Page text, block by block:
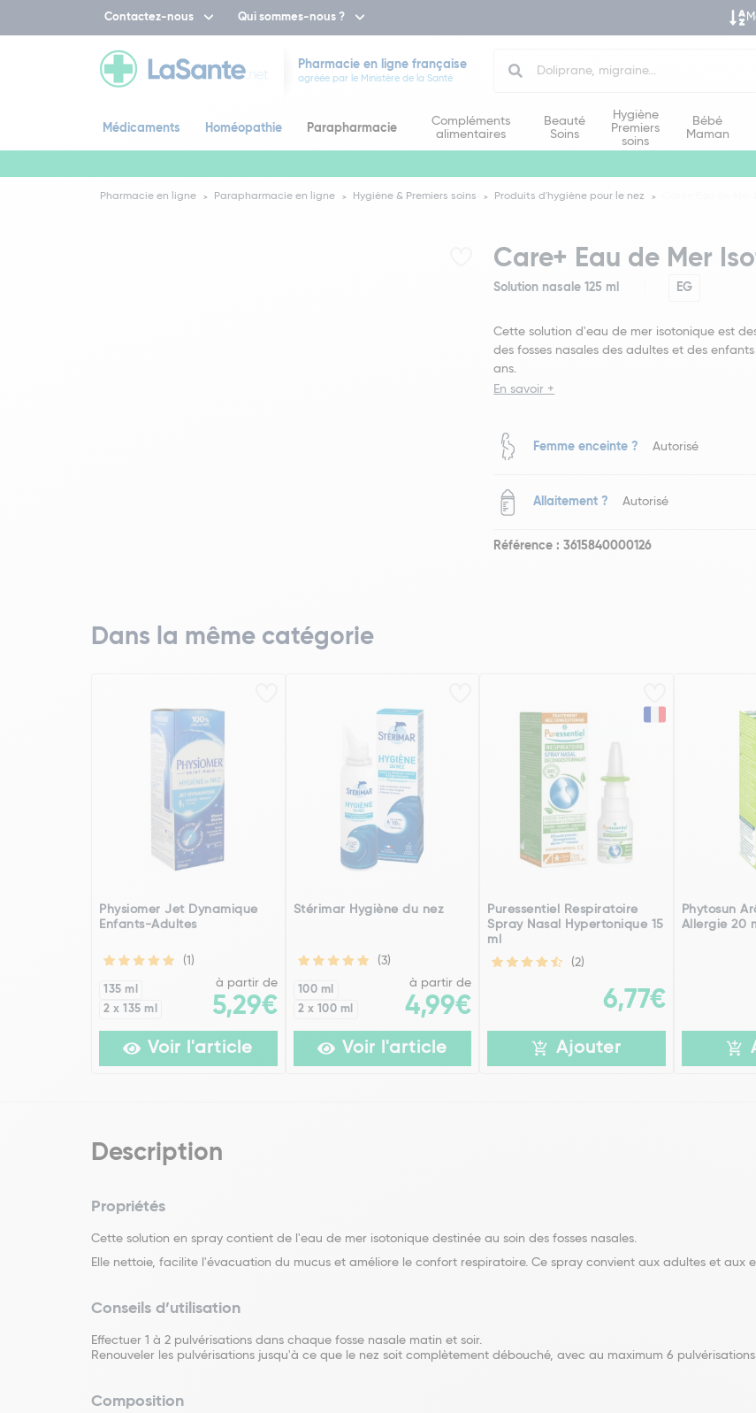
Contactez-nous Qui sommes-nous ?
Pharmacie en ligne française
agréée par le Ministère de la Santé
Médicaments Homéopathie Parapharmacie
Compléments
alimentaires
Beauté
Soins
Hygiène
Premiers
soins
Bébé
Maman
Pharmacie en ligne Parapharmacie en ligne Hygiène & Premiers soins Produits d'hygiène pour le nez
Care+ Eau de Mer
Solution nasale 125 ml EG
Cette solution d'eau de mer isotonique est
des fosses nasales des adultes et des
ans.
En savoir +
Femme enceinte ? Autorisé
Allaitement ? Autorisé
Référence : 3615840000126
Dans la même catégorie
Physiomer Jet Dynamique
Enfants-Adultes
(1)
135 ml
2 x 135 ml
à partir de
5,29€
Voir l'article
Stérimar Hygiène du nez
(3)
100 ml
2 x 100 ml
à partir de
4,99€
Voir l'article
Puressentiel Respiratoire
Spray Nasal Hypertonique 15
ml
(2)
6,77€
Ajouter
Phytosun
Allergie 20
Description
Propriétés
Cette solution en spray contient de l'eau de mer isotonique destinée au soin des fosses nasales.
Elle nettoie, facilite l'évacuation du mucus et améliore le confort respiratoire. Ce spray convient aux adultes et aux
Conseils d’utilisation
Effectuer 1 à 2 pulvérisations dans chaque fosse nasale matin et soir.
Renouveler les pulvérisations jusqu'à ce que le nez soit complètement débouché, avec au maximum 6
Composition